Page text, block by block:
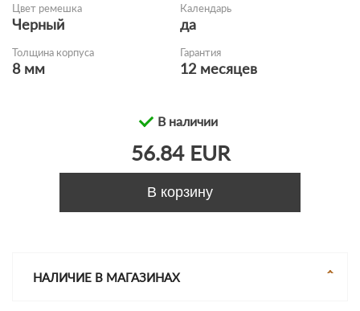
Цвет ремешка
Черный
Календарь
да
Толщина корпуса
8 мм
Гарантия
12 месяцев
В наличии
56.84 EUR
В корзину
НАЛИЧИЕ В МАГАЗИНАХ